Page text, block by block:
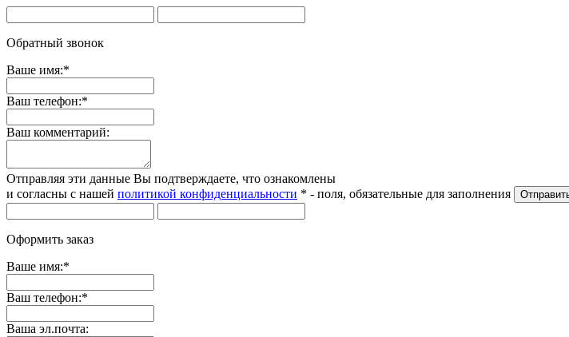
Обратный звонок
Ваше имя:*
Ваш телефон:*
Ваш комментарий:
Отправляя эти данные Вы подтверждаете, что ознакомлены
и согласны с нашей политикой конфиденциальности * - поля, обязательные для заполнения
Оформить заказ
Ваше имя:*
Ваш телефон:*
Ваша эл.почта: